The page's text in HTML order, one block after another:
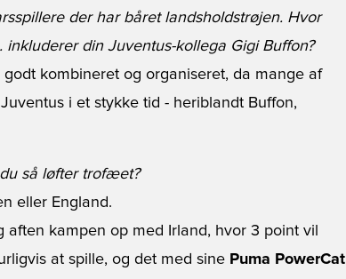
der har båret landsholdstrøjen. Hvor
din Juventus-kollega Gigi Buffon?
kombineret og organiseret, da mange af
i et stykke tid - heriblandt Buffon,
så løfter trofæet?
eller England.
aften kampen op med Irland, hvor 3 point vil
at spille, og det med sine Puma PowerCat